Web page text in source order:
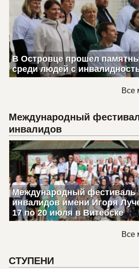
В Островце прошел
среди людей с
Все
Международный
инвалидов
Международный фестиваль
инвалидов имени Игоря
17 по 20 июля в Витебске
Все
СТУПЕНИ